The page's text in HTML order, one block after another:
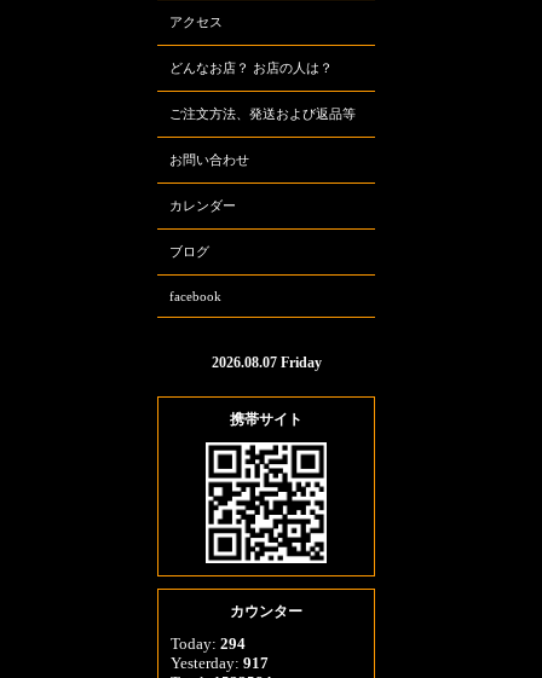
アクセス
どんなお店？ お店の人は？
ご注文方法、発送および返品等
お問い合わせ
カレンダー
ブログ
facebook
2026.08.07 Friday
携帯サイト
カウンター
Today: 294
Yesterday: 917